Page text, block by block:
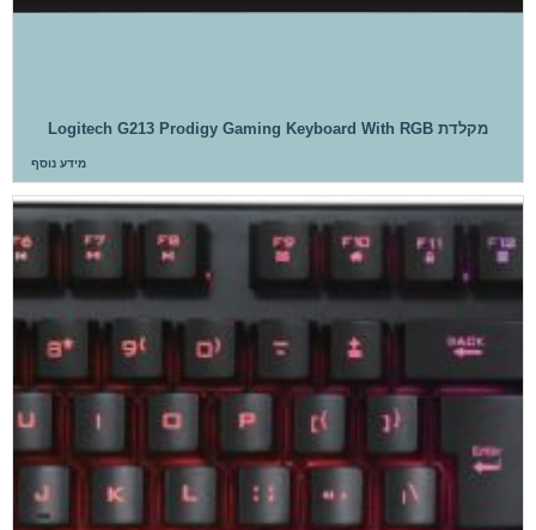
מקלדת Logitech G213 Prodigy Gaming Keyboard With RGB
מידע נוסף